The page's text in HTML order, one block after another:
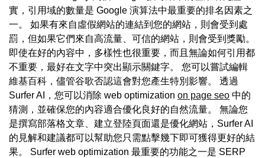
實，引用域的數量是 Google 演算法中最重要的排名因素之
一。 如果有來自虛假網站的連結到您的網站，則會受到處
罰，但如果它們來自高流量、可信的網站，則會受到獎勵。
即使在好的內容中，多樣性也很重要，而且無論如何引用都
不重要，最好在文字中突出顯示關鍵字。 您可以嘗試編輯
維基百科，儘管谷歌否認這會對您產生特別影響。 透過
Surfer AI，您可以消除 web optimization on page seo 中的
猜測，並確保您的內容適合優化良好的自然流量。 無論您
是撰寫部落格文章、建立登陸頁面還是優化網站，Surfer AI
的見解和建議都可以幫助您只需點擊幾下即可獲得更好的結
果。 Surfer web optimization 最重要的功能之一是 SERP